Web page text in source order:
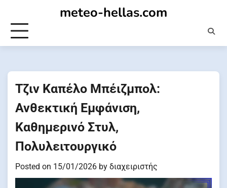
content
meteo-hellas.com
Τζιν Καπέλο Μπέιζμπολ:
Ανθεκτική Εμφάνιση,
Καθημερινό Στυλ,
Πολυλειτουργικό
Posted on 15/01/2026 by διαχειριστής